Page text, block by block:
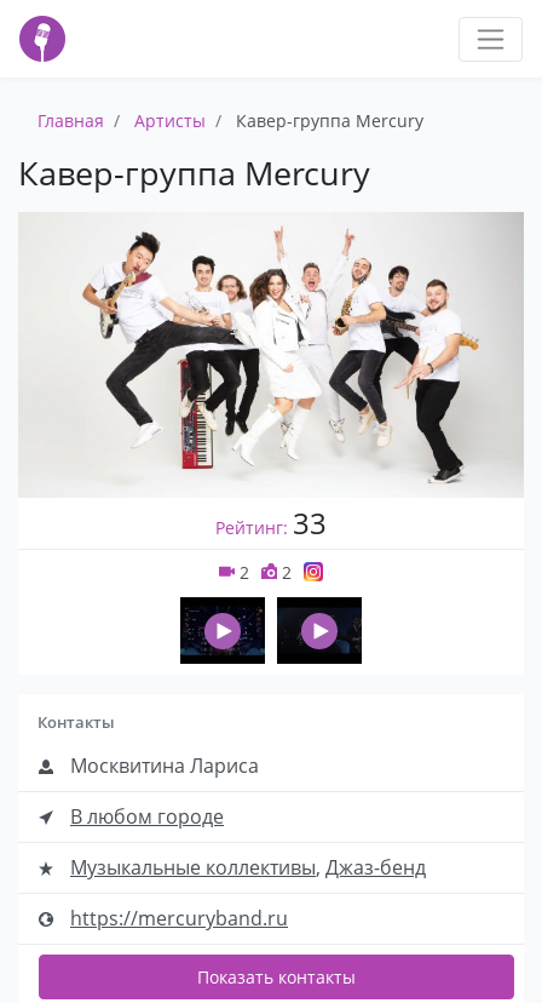
Главная Артисты Кавер-группа Mercury
Кавер-группа Mercury
Рейтинг: 33
2 2
Контакты
Москвитина Лариса
В любом городе
Музыкальные коллективы, Джаз-бенд
https://mercuryband.ru
Показать контакты